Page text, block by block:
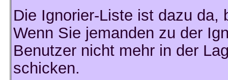
Die Ignorier-Liste ist dazu da,
Wenn Sie jemanden zu der
Benutzer nicht mehr in der
schicken.